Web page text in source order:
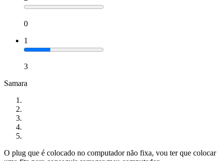
0
1
3
Samara
O plug que é colocado no computador não fixa, vou ter que colocar